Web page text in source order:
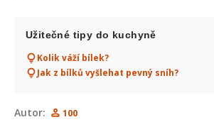
Užitečné tipy do kuchyně
Kolik váží bílek?
Jak z bílků vyšlehat pevný sníh?
Autor: 100